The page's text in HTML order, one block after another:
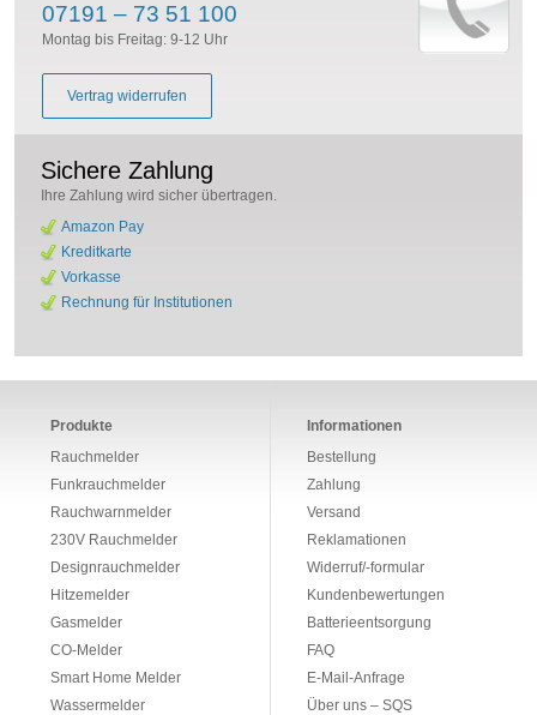
07191 – 73 51 100
Montag bis Freitag: 9-12 Uhr
Vertrag widerrufen
Sichere Zahlung
Ihre Zahlung wird sicher übertragen.
Amazon Pay
Kreditkarte
Vorkasse
Rechnung für Institutionen
Produkte
Rauchmelder
Funkrauchmelder
Rauchwarnmelder
230V Rauchmelder
Designrauchmelder
Hitzemelder
Gasmelder
CO-Melder
Smart Home Melder
Wassermelder
Informationen
Bestellung
Zahlung
Versand
Reklamationen
Widerruf/-formular
Kundenbewertungen
Batterieentsorgung
FAQ
E-Mail-Anfrage
Über uns – SQS